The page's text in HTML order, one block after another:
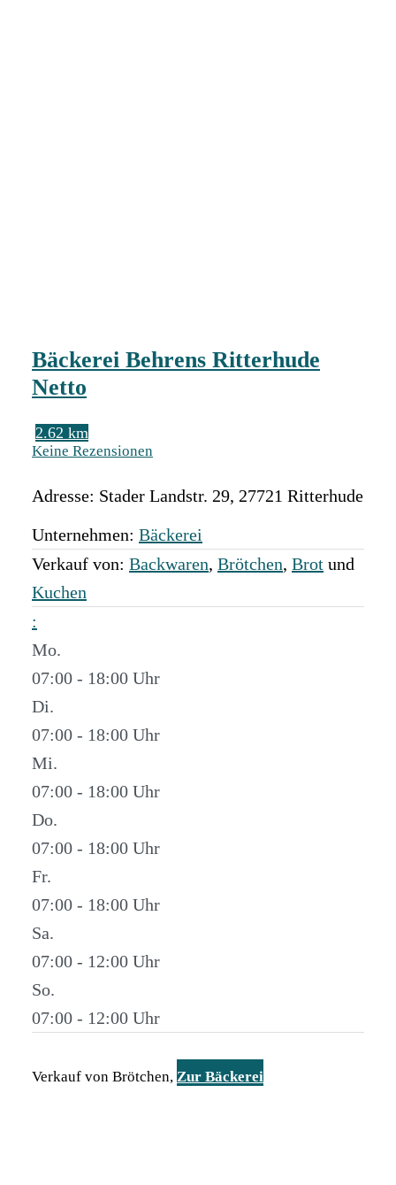
Bäckerei Behrens Ritterhude
Netto
2.62 km
Keine Rezensionen
Adresse: Stader Landstr. 29, 27721 Ritterhude
Unternehmen: Bäckerei
Verkauf von: Backwaren, Brötchen, Brot und
Kuchen
:
Mo.
07:00 - 18:00
Di.
07:00 - 18:00
Mi.
07:00 - 18:00
Do.
07:00 - 18:00
Fr.
07:00 - 18:00
Sa.
07:00 - 12:00
So.
07:00 - 12:00
Verkauf von Brötchen, Zur Bäckerei